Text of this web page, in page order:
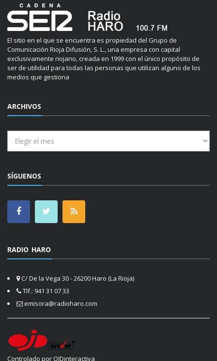
El sitio en el que se encuentra es propiedad del Grupo de
Comunicación Rioja Difusión, S. L., una empresa con capital
exclusivamente riojano, creada en 1999 con el único propósito de
ser de utilidad para todas las personas que utilizan alguno de los
medios que gestiona
ARCHIVOS
SÍGUENOS
RADIO HARO
C/ De la Vega 30 - 26200 Haro (La Rioja)
Tlf.: 941 31 07 33
emisora@radioharo.com
Controlado por OJDinteractiva